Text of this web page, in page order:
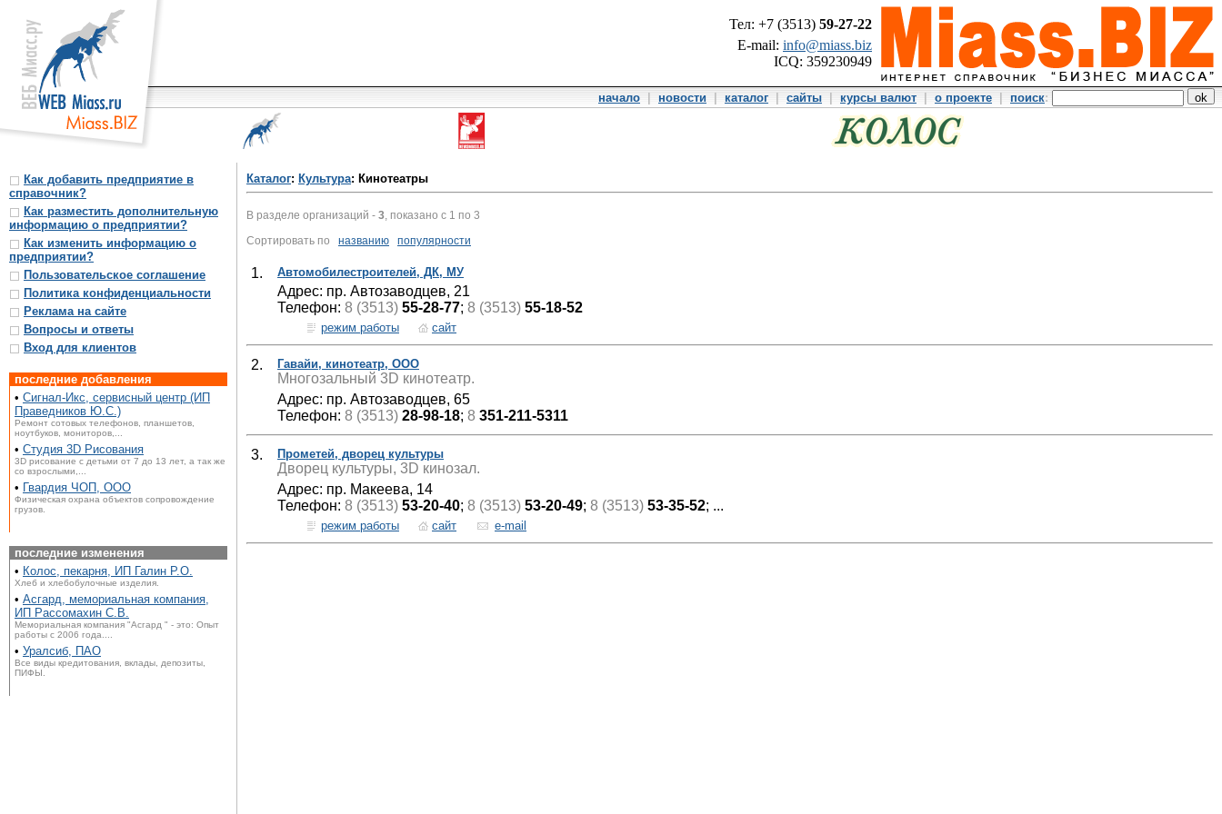
Тел: +7 (3513) 59-27-22
E-mail: info@miass.biz
ICQ: 359230949
начало новости каталог| сайты курсы валют о проекте поиск:
Как добавить предприятие в
справочник?
Как разместить дополнительную
информацию о предприятии?
Как изменить информацию о
предприятии?
Пользовательское соглашение
Политика конфиденциальности
Реклама на сайте
Вопросы и ответы
Вход для клиентов
последние добавления
• Сигнал-Икс, сервисный центр (ИП
Праведников Ю.С.)
Ремонт сотовых телефонов, планшетов,
ноутбуков, мониторов,...
• Студия 3D Рисования
3D рисование с детьми от 7 до 13 лет, а так же
со взрослыми,...
• Гвардия ЧОП, ООО
Физическая охрана объектов сопровождение
грузов.
последние изменения
• Колос, пекарня, ИП Галин Р.О.
Хлеб и хлебобулочные изделия.
• Асгард, мемориальная компания,
ИП Рассомахин С.В.
Мемориальная компания "Асгард " - это: Опыт
работы с 2006 года....
• Уралсиб, ПАО
Все виды кредитования, вклады, депозиты,
ПИФЫ.
Каталог: Культура: Кинотеатры
В разделе организаций - 3 , показано с 1 по 3
Сортировать по названию популярности
1. Автомобилестроителей, ДК, МУ
Адрес: пр. Автозаводцев, 21
Телефон: 8 (3513) 55-28-77; 8 (3513) 55-18-52
режим работы сайт
2. Гавайи, кинотеатр, ООО
Многозальный 3D кинотеатр.
Адрес: пр. Автозаводцев, 65
Телефон: 8 (3513) 28-98-18; 8 351-211-5311
3. Прометей, дворец культуры
Дворец культуры, 3D кинозал.
Адрес: пр. Макеева, 14
Телефон: 8 (3513) 53-20-40; 8 (3513) 53-20-49; 8 (3513) 53-35-52; ...
режим работы сайт e-mail